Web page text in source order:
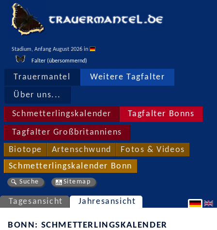
Stadium, Anfang August 2026 in
Falter (übersommernd)
Trauermantel Weitere Tagfalter
Über uns...
Schmetterlingskalender Tagfalter Bonns
Tagfalter Großbritanniens
Biotope Artenschwund Fotos & Videos
Schmetterlingskalender Bonn
Suche Sitemap
Tagesansicht Jahresansicht
BONN: SCHMETTERLINGSKALENDER